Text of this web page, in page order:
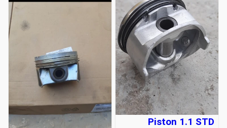
Piston 1.1 STD